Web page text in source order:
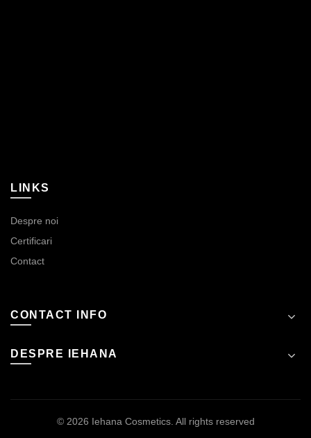
LINKS
Despre noi
Certificari
Contact
CONTACT INFO
DESPRE IEHANA
© 2026 Iehana Cosmetics. All rights reserved